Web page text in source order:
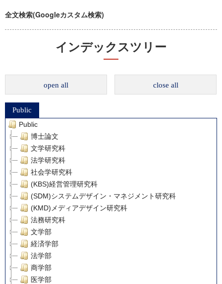
全文検索(Googleカスタム検索)
インデックスツリー
open all close all
Public
Public
博士論文
文学研究科
法学研究科
社会学研究科
(KBS)経営管理研究科
(SDM)システムデザイン・マネジメント研究科
(KMD)メディアデザイン研究科
法務研究科
文学部
経済学部
法学部
商学部
医学部